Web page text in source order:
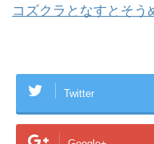
コズクラとなすとそう
Twitter